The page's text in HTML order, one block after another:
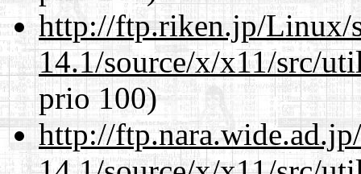
http://ftp.riken.jp/Linux/
14.1/source/x/x11/src/
prio 100)
http://